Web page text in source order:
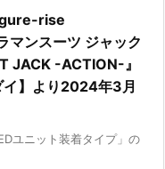
rise
マンスーツ ジャック
JACK -ACTION-』
イ】より2024年3月
ユニット装着タイプ」の